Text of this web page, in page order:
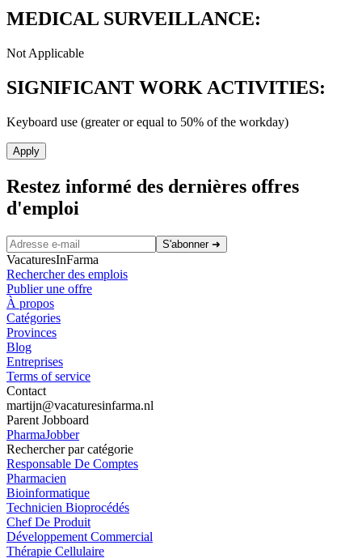
MEDICAL SURVEILLANCE:
Not Applicable
SIGNIFICANT WORK ACTIVITIES:
Keyboard use (greater or equal to 50% of the workday)
Apply
Restez informé des dernières offres
d'emploi
S'abonner ➜
VacaturesInFarma
Rechercher des emplois
Publier une offre
À propos
Catégories
Provinces
Blog
Entreprises
Terms of service
Contact
martijn@vacaturesinfarma.nl
Parent Jobboard
PharmaJobber
Rechercher par catégorie
Responsable De Comptes
Pharmacien
Bioinformatique
Technicien Bioprocédés
Chef De Produit
Développement Commercial
Thérapie Cellulaire